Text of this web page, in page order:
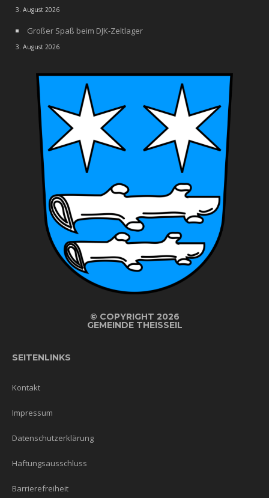
3. August 2026
Großer Spaß beim DJK-Zeltlager
3. August 2026
© COPYRIGHT 2026
GEMEINDE THEISSEIL
SEITENLINKS
Kontakt
Impressum
Datenschutzerklärung
Haftungsausschluss
Barrierefreiheit